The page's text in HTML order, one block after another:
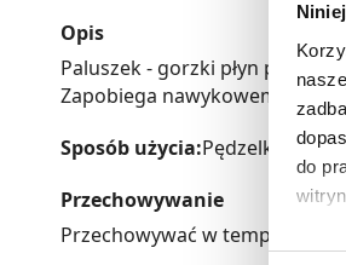
do
Opis
Paluszek - gorzki płyn
Zapobiega nawykowemu
Sposób użycia:Pędzelkiem
Przechowywanie
Przechowywać w